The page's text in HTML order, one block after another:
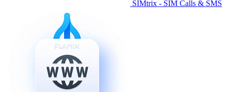
SIMtrix - SIM Calls & SMS